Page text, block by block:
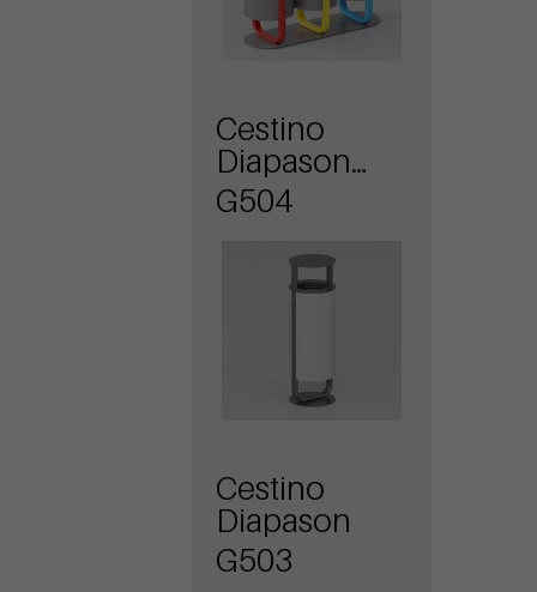
Cestino
Diapason
con
G504
Cestino
Diapason
G503